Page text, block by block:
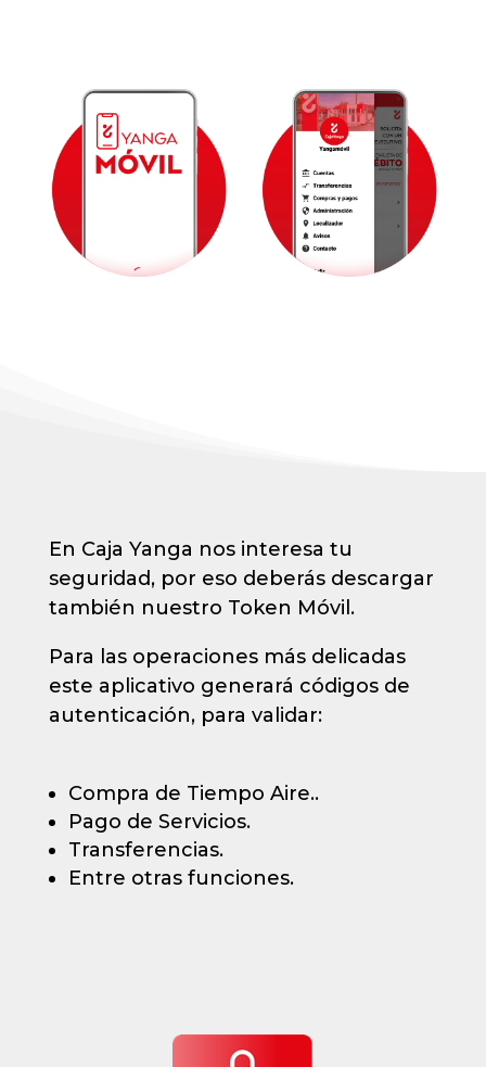
En Caja Yanga nos interesa tu
seguridad, por eso deberás descargar
también nuestro Token Móvil.
Para las operaciones más delicadas
este aplicativo generará códigos de
autenticación, para validar:
Compra de Tiempo Aire..
Pago de Servicios.
Transferencias.
Entre otras funciones.